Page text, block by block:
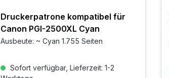
Druckerpatrone kompatibel für
Canon PGI-2500XL Cyan
Ausbeute: ~ Cyan 1.755 Seiten
Sofort verfügbar, Lieferzeit: 1-2